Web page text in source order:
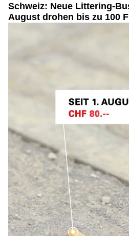
Schweiz: Neue Littering-
August drohen bis zu 100